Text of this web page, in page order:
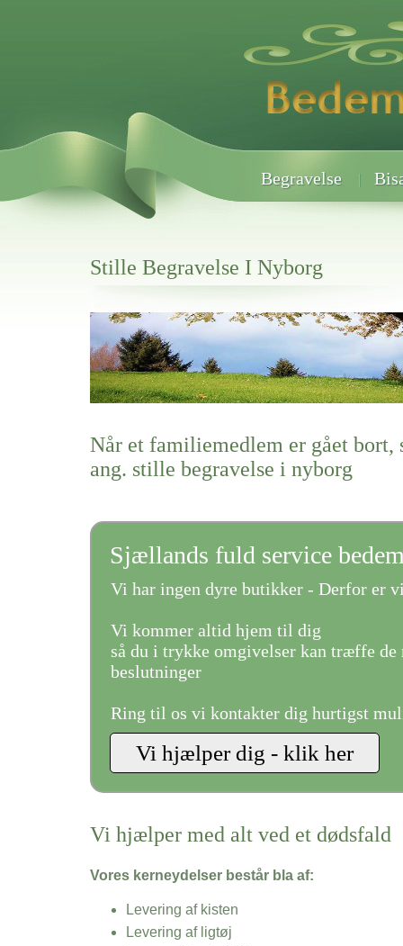
Begravelse
Stille Begravelse I Nyborg
Her hos os får du altid en god afslutning når det gælder
Stille Begravelse I Nyborg
vi hjælper i alle faser af begravelsel
Når et familiemedlem er gået bort,
ang. stille begravelse i nyborg
Sjællands fuld service
Vi har ingen dyre butikker - Derfor er
Vi kommer altid hjem til dig
så du i trykke omgivelser kan træffe de
beslutninger
Ring til os vi kontakter dig hurtigst
Vi hjælper med alt ved et dødsfald
Vores kerneydelser består bla af:
Levering af kisten
Levering af ligtøj